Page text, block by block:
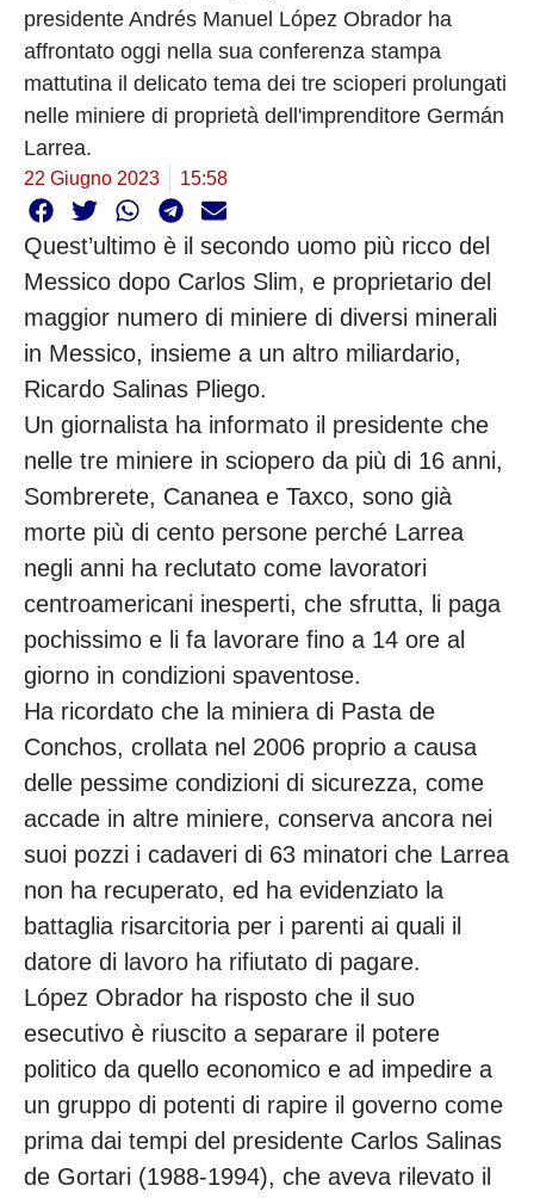
presidente Andrés Manuel López Obrador ha
affrontato oggi nella sua conferenza stampa
mattutina il delicato tema dei tre scioperi prolungati
nelle miniere di proprietà dell'imprenditore Germán
Larrea.
22 Giugno 2023 15:58
Quest’ultimo è il secondo uomo più ricco del
Messico dopo Carlos Slim, e proprietario del
maggior numero di miniere di diversi minerali
in Messico, insieme a un altro miliardario,
Ricardo Salinas Pliego.
Un giornalista ha informato il presidente che
nelle tre miniere in sciopero da più di 16 anni,
Sombrerete, Cananea e Taxco, sono già
morte più di cento persone perché Larrea
negli anni ha reclutato come lavoratori
centroamericani inesperti, che sfrutta, li paga
pochissimo e li fa lavorare fino a 14 ore al
giorno in condizioni spaventose.
Ha ricordato che la miniera di Pasta de
Conchos, crollata nel 2006 proprio a causa
delle pessime condizioni di sicurezza, come
accade in altre miniere, conserva ancora nei
suoi pozzi i cadaveri di 63 minatori che Larrea
non ha recuperato, ed ha evidenziato la
battaglia risarcitoria per i parenti ai quali il
datore di lavoro ha rifiutato di pagare.
López Obrador ha risposto che il suo
esecutivo è riuscito a separare il potere
politico da quello economico e ad impedire a
un gruppo di potenti di rapire il governo come
prima dai tempi del presidente Carlos Salinas
de Gortari (1988-1994), che aveva rilevato il